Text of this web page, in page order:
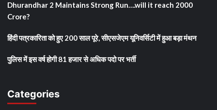
Dhurandhar 2 Maintains Strong Run….will it reach 2000
Crore?
हिंदी पत्रकारिता को हुए 200 साल पूरे, सीएसजेएम यूनिवर्सिटी में हुआ बड़ा मंथन
पुलिस में इस वर्ष होगी 81 हजार से अधिक पदो पर भर्ती
Categories